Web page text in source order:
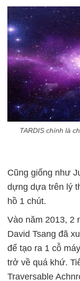
TARDIS chính là
Cũng giống như
dựng dựa trên lý
hồ 1 chút.
Vào năm 2013, 2
David Tsang đã
để tạo ra 1 cỗ
trở về quá khứ.
Traversable